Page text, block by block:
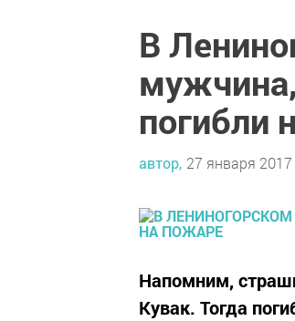
В
погибли
автор, 27 января
Напомним,
Кувак. Тогда